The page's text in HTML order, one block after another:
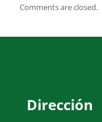
Comments are closed.
Dirección